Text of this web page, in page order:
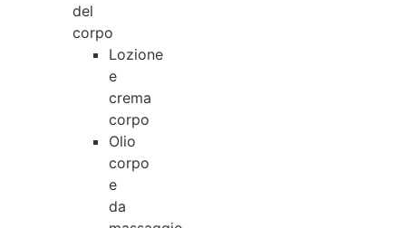
del
corpo
Lozione
e
crema
corpo
Olio
corpo
e
da